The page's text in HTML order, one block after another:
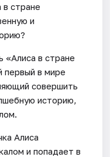
в стране
и
«Алиса в стране
первый в мире
совершить
историю,
Алиса
и попадает в